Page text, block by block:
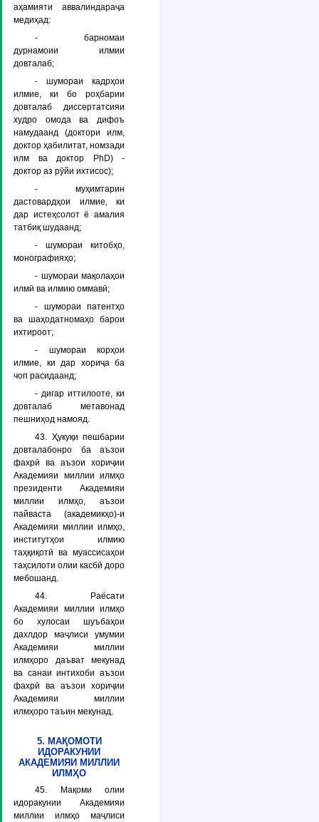
аҳамияти аввалиндараҷа
медиҳад:
- барномаи
дурнамоии илмии
довталаб;
- шумораи кадрҳои
илмие, ки бо роҳбарии
довталаб диссертатсияи
худро омода ва дифоъ
намудаанд (доктори илм,
доктор ҳабилитат, номзади
илм ва доктор РhD) -
доктор аз рӯйи ихтисос);
- муҳимтарин
дастовардҳои илмие, ки
дар истеҳсолот ё амалия
татбиқ шудаанд;
- шумораи китобҳо,
монографияҳо;
- шумораи мақолаҳои
илмӣ ва илмию оммавӣ;
- шумораи патентҳо
ва шаҳодатномаҳо барои
ихтироот;
- шумораи корҳои
илмие, ки дар хориҷа ба
чоп расидаанд;
- дигар иттилооте, ки
довталаб метавонад
пешниҳод намояд.
43. Ҳукуқи пешбарии
довталабонро ба аъзои
фахрӣ ва аъзои хориҷии
Академияи миллии илмҳо
президенти Академияи
миллии илмҳо, аъзои
пайваста (академикҳо)-и
Академияи миллии илмҳо,
институтҳои илмию
таҳқиқотӣ ва муассисаҳои
таҳсилоти олии касбӣ доро
мебошанд.
44. Раёсати
Академияи миллии илмҳо
бо хулосаи шуъбаҳои
дахлдор маҷлиси умумии
Академияи миллии
илмҳоро даъват мекунад
ва санаи интихоби аъзои
фахрӣ ва аъзои хориҷии
Академияи миллии
илмҳоро таъин мекунад.
5. МАҚОМОТИ
ИДОРАКУНИИ
АКАДЕМИЯИ МИЛЛИИ
ИЛМҲО
45. Мақоми олии
идоракунии Академияи
миллии илмҳо маҷлиси